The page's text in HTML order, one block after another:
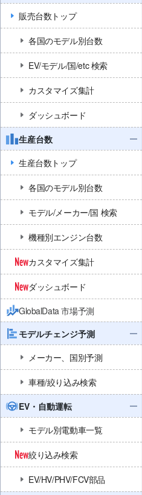
販売台数トップ
各国のモデル別台数
EV/モデル/国/etc 検索
カスタマイズ集計
ダッシュボード
生産台数
生産台数トップ
各国のモデル別台数
モデル/メーカー/国 検索
機種別エンジン台数
カスタマイズ集計
ダッシュボード
GlobalData 市場予測
モデルチェンジ予測
メーカー、国別予測
車種/絞り込み検索
EV・自動運転
モデル別電動車一覧
絞り込み検索
EV/HV/PHV/FCV部品